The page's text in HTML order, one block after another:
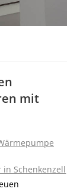
mit
in Schenkenzell